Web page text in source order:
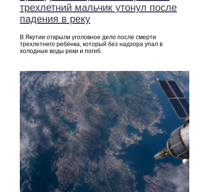
трехлетний мальчик утонул после
падения в реку
В Якутии открыли уголовное дело после смерти
трехлетнего ребёнка, который без надзора упал в
холодные воды реки и погиб.